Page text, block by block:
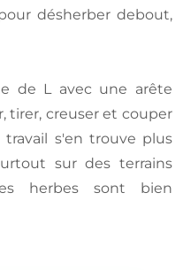
désherber debout,
de L avec une arête
tirer, creuser et couper
s'en trouve plus
sur des terrains
herbes sont bien